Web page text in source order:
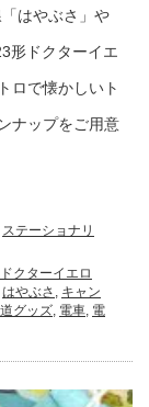
はやぶさ」や
形ドクターイエ
ロで懐かしいト
ナップをご用意
ステーショナリ
クターイエロ
はやぶさ , キャン
グッズ, 電車, 電